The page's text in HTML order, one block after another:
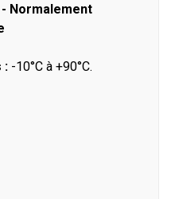
Normalement
: -10°C à +90°C.